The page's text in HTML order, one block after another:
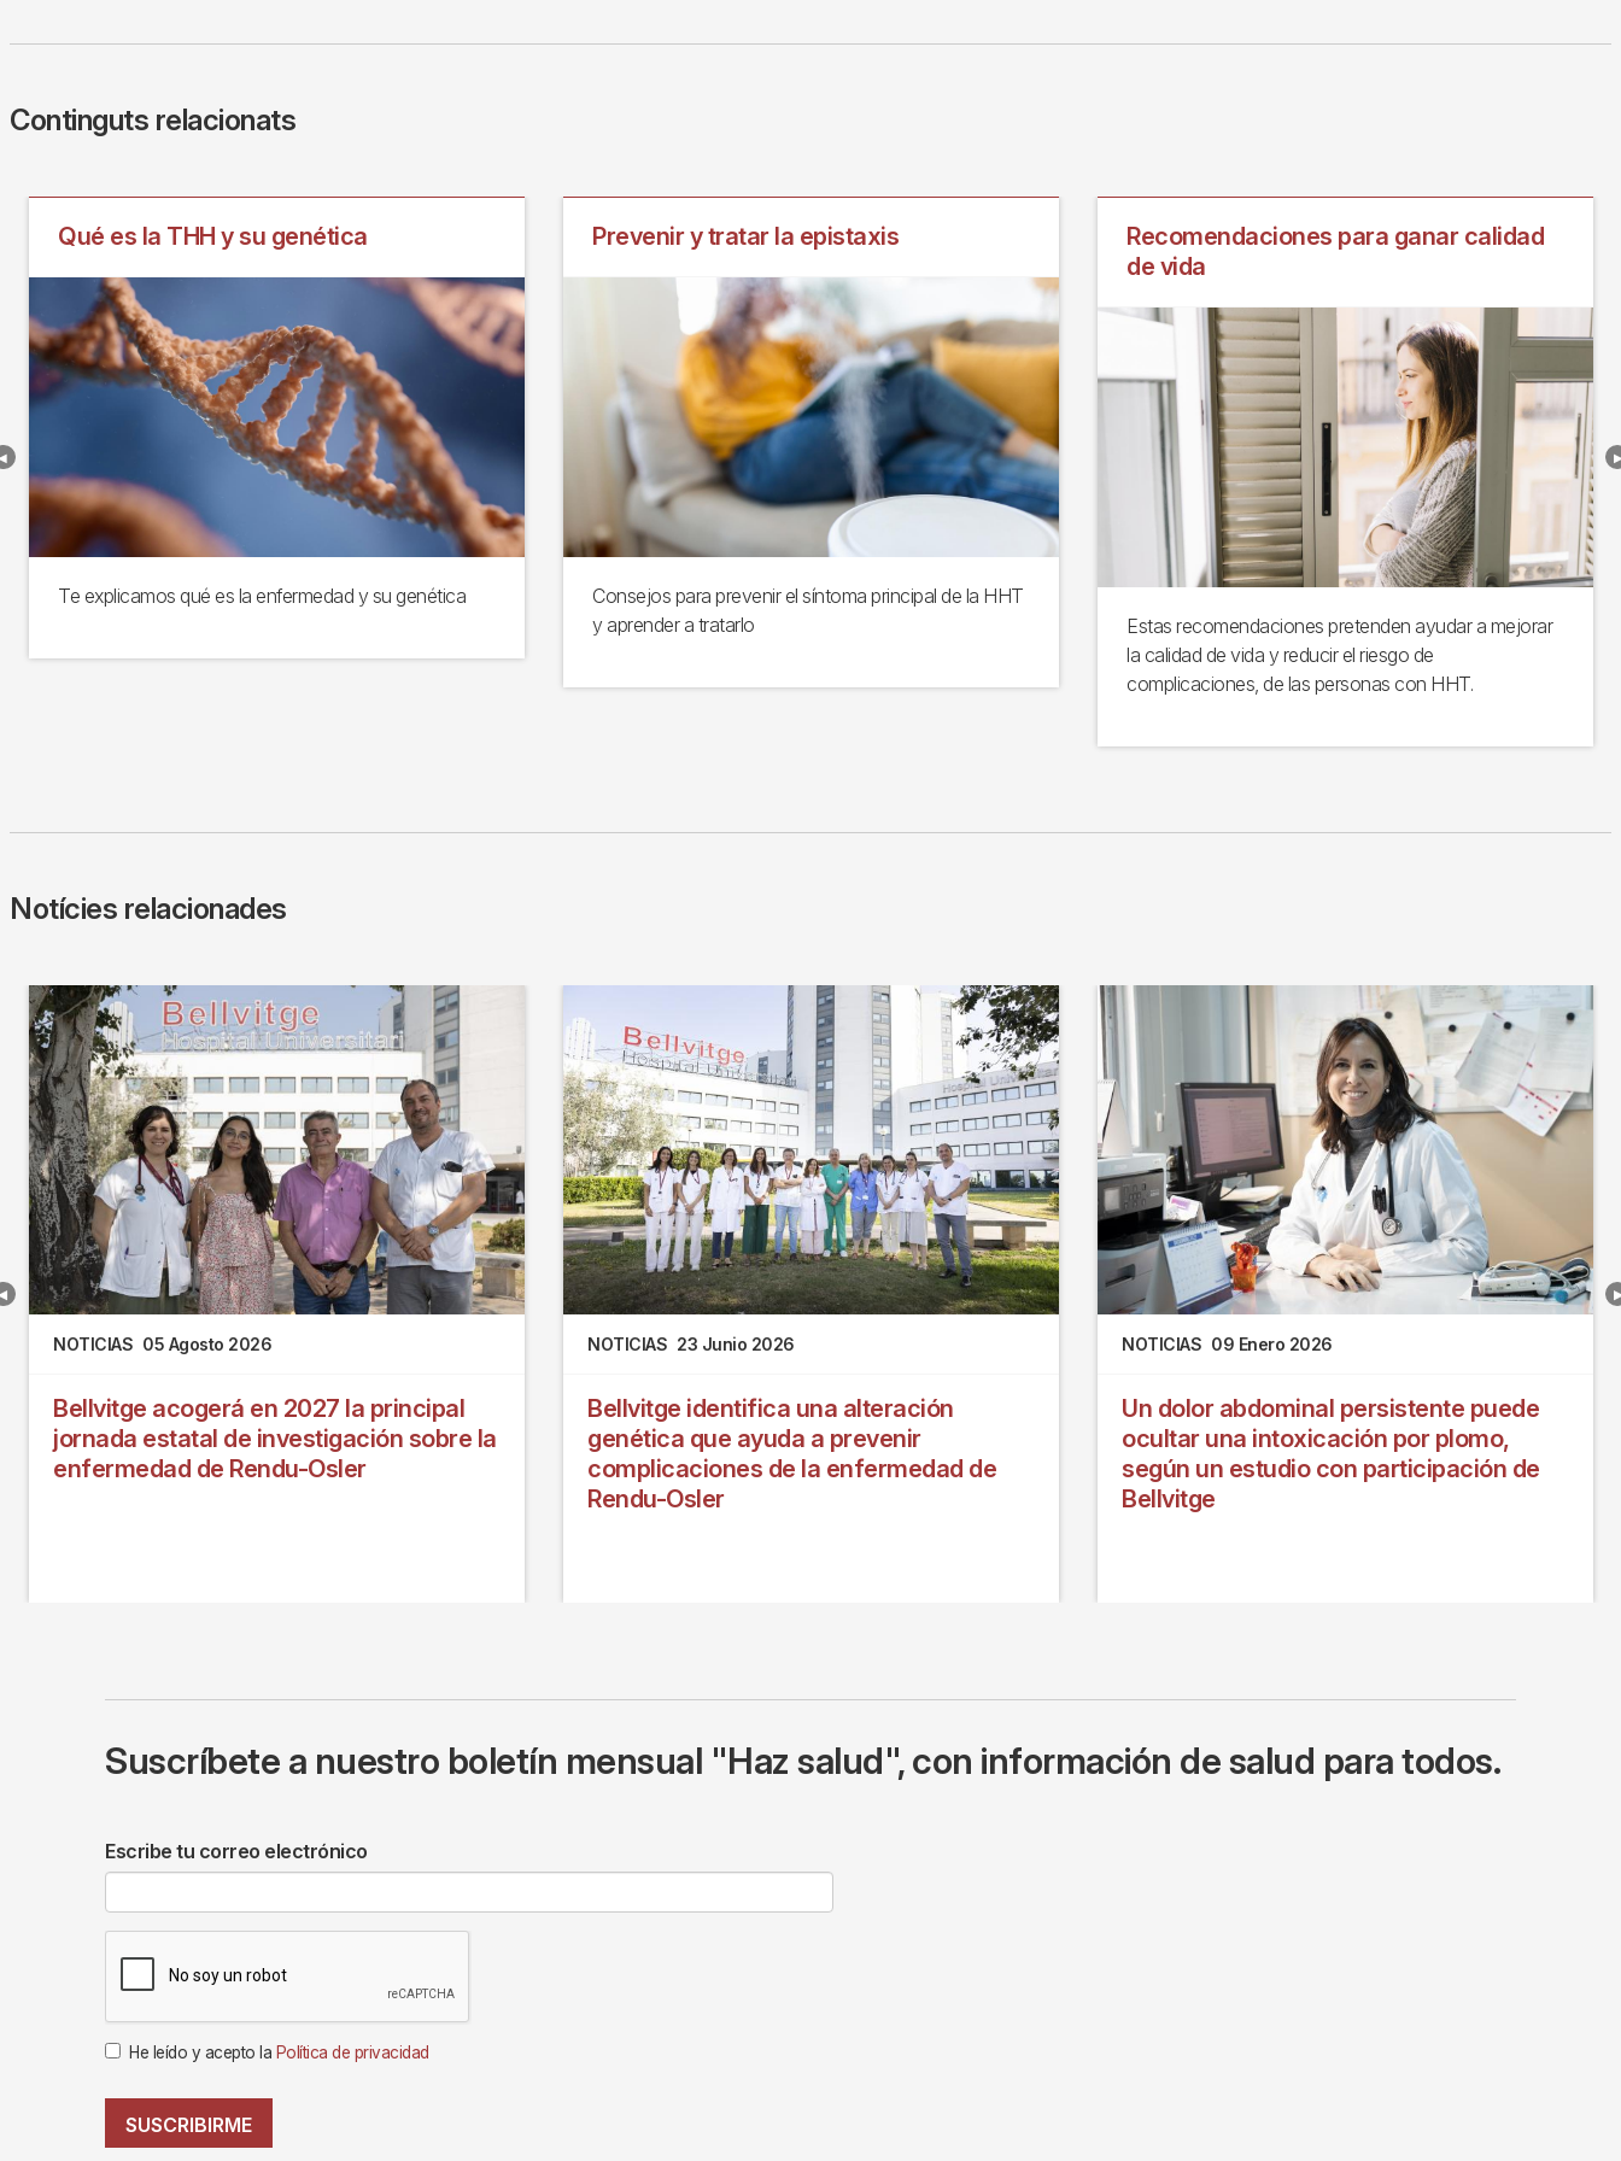
Continguts relacionats
Qué es la THH y su genética
Te explicamos qué es la enfermedad y su genética
Prevenir y tratar la epistaxis
Consejos para prevenir el síntoma principal de la HHT
y aprender a tratarlo
Recomendaciones para ganar calidad
de vida
Estas recomendaciones pretenden ayudar a mejorar
la calidad de vida y reducir el riesgo de
complicaciones, de las personas con HHT.
Notícies relacionades
NOTICIAS 05 Agosto 2026
Bellvitge acogerá en 2027 la principal
jornada estatal de investigación sobre la
enfermedad de Rendu-Osler
NOTICIAS 23 Junio 2026
Bellvitge identifica una alteración
genética que ayuda a prevenir
complicaciones de la enfermedad de
Rendu-Osler
NOTICIAS 09 Enero 2026
Un dolor abdominal persistente puede
ocultar una intoxicación por plomo,
según un estudio con participación de
Bellvitge
Suscríbete a nuestro boletín mensual "Haz salud", con información de salud para todos.
Escribe tu correo electrónico
He leído y acepto la Política de privacidad
SUSCRIBIRME